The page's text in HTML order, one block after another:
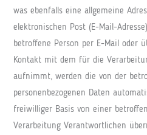
was ebenfalls eine allgemeine
elektronischen Post (E-Mail-
betroffene Person per E-Mail oder
Kontakt mit dem für die
aufnimmt, werden die von der
personenbezogenen Daten
freiwilliger Basis von einer
Verarbeitung Verantwortlichen